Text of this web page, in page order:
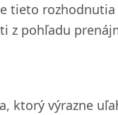
tieto
z pohľadu
ktorý výrazne